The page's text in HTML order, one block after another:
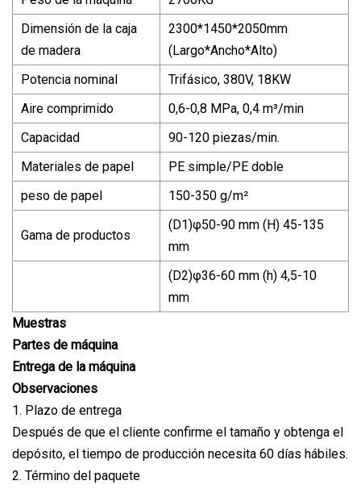
Dimensión de la caja
de madera
2300*1450*2050mm
(Largo*Ancho*Alto)
Potencia nominal
Trifásico, 380V, 18KW
Aire comprimido
0,6-0,8 MPa, 0,4 m³/min
Capacidad
90-120 piezas/min.
Materiales de papel
PE simple/PE doble
peso de papel
150-350 g/m²
Gama de productos
(D1)φ50-90 mm (H) 45-135
mm
(D2)φ36-60 mm (h) 4,5-10
mm
Muestras
Partes de máquina
Entrega de la máquina
Observaciones
1. Plazo de entrega
Después de que el cliente confirme el tamaño y obtenga el
depósito, el tiempo de producción necesita 60 días hábiles.
2. Término del paquete